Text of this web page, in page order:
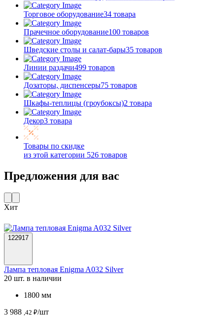
Торговое оборудование34 товара
Прачечное оборудование100 товаров
Шведские столы и салат-бары35 товаров
Линии раздачи499 товаров
Дозаторы, диспенсеры75 товаров
Шкафы-теплицы (гроубоксы)2 товара
Декор3 товара
Товары по скидке
из этой категории 526 товаров
Предложения для вас
Хит
122917
Лампа тепловая Enigma A032 Silver
20 шт. в наличии
1800 мм
3 988 ,42 ₽/шт